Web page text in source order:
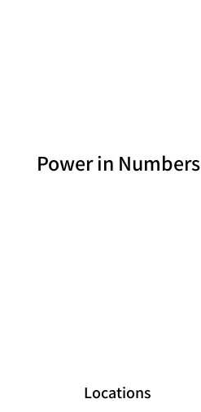
Power in Numbers
Locations